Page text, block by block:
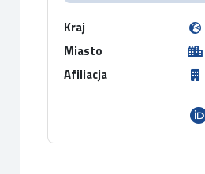
Kraj
Miasto
Afiliacja